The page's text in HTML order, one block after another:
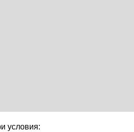
условия: